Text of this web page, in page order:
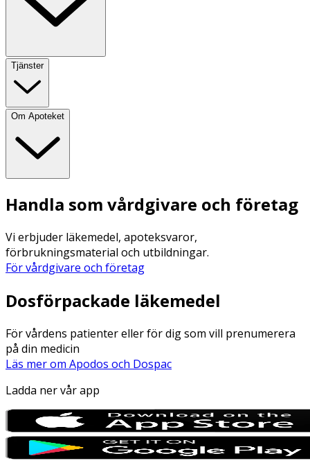
Tjänster
Om Apoteket
Handla som vårdgivare och företag
Vi erbjuder läkemedel, apoteksvaror,
förbrukningsmaterial och utbildningar.
För vårdgivare och företag
Dosförpackade läkemedel
För vårdens patienter eller för dig som vill prenumerera
på din medicin
Läs mer om Apodos och Dospac
Ladda ner vår app